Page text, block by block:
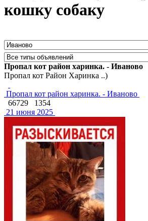
кошку собаку
Пропал кот район харинка. - Иваново
Пропал кот Район Харинка ..)
Пропал кот район харинка. - Иваново
66729
1354
21 июня 2025